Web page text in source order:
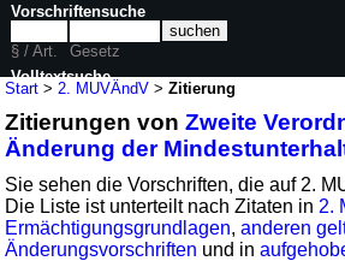
Start > 2. MUVÄndV >Zitierung
Zitierungen vonZweite
Änderung der
Sie sehen die Vorschriften, die auf 2.
Die Liste ist unterteilt nach Zitaten in 2.
Ermächtigungsgrundlagen,anderen
Änderungsvorschriften und in
Vorschriftensuche
§ / Art.
Gesetz
Volltextsuche
nur in 2. MUVÄndV